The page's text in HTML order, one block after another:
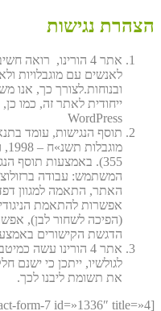
הצהרת נגישות
אתר 4 הורינו,
לאנשים עם מוגבלויות
ובנוחות.לצורך כך,
ייחודית לאתר זה, כמו
WordPress
תוסף הנגישות, עומד
355). באמצעות תוסף
המשתמש: עבודה
האתר, התאמה למגוון
אפשרות להתאמת
(הפיכה לשחור לבן),
הדגשת הקישורים
אתר 4 הורינו עשה
לגולשיו, ייתכן כי
את תשומת ליבנו לכך.
[contact-form-7 id=»1336″ title=»4הורינו עברית-תחתית דף»]